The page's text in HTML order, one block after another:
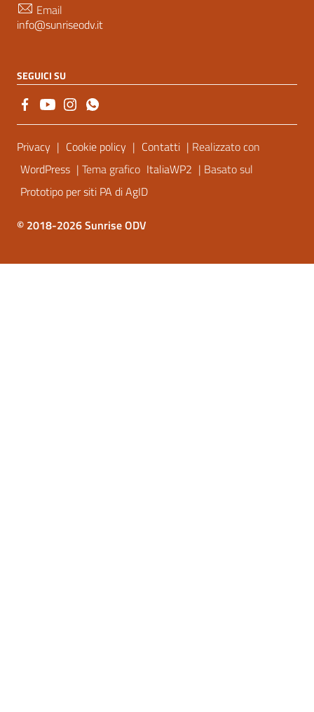
Email
info@sunriseodv.it
SEGUICI SU
Sezione Link Utili
Privacy | Cookie policy | Contatti | Realizzato con
WordPress | Tema grafico ItaliaWP2 | Basato sul
Prototipo per siti PA di AgID
© 2018-2026 Sunrise ODV